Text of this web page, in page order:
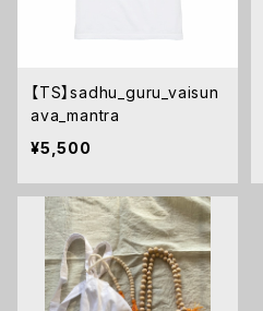
【TS】sadhu_guru_vaisun
ava_mantra
¥5,500